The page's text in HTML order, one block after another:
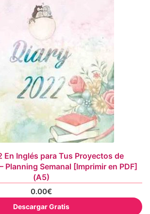
En Inglés para Tus Proyectos de
Planning Semanal [Imprimir en PDF]
(A5)
0.00€
Descargar Gratis